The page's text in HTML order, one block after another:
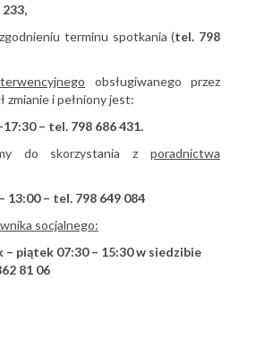
terminu spotkania (tel. 798
obsługiwanego przez
zmianie i pełniony jest:
– tel. 798 686 431.
do skorzystania z poradnictwa
13:00 – tel. 798 649 084
socjalnego:
– piątek 07:30 – 15:30 w siedzibie
81 06